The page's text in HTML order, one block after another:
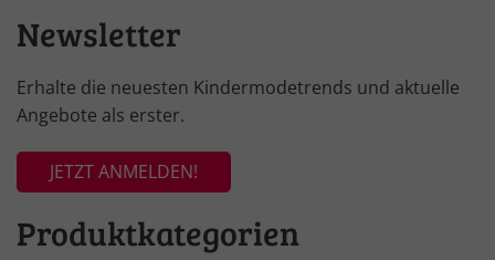
Newsletter
Erhalte die neuesten Kindermodetrends und aktuelle
Angebote als erster.
JETZT ANMELDEN!
Produktkategorien